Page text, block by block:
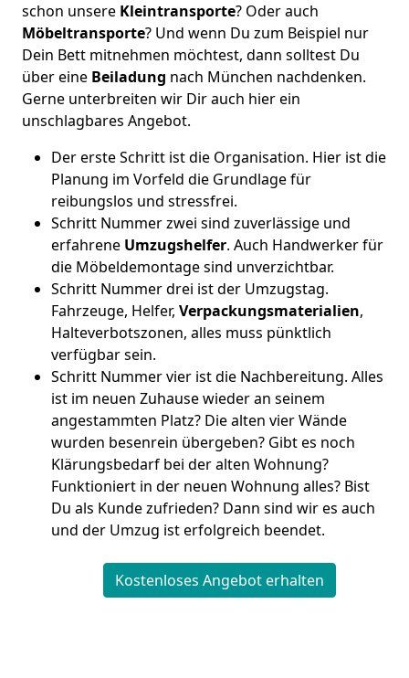
schon unsere Kleintransporte? Oder auch
Möbeltransporte? Und wenn Du zum Beispiel nur
Dein Bett mitnehmen möchtest, dann solltest Du
über eine Beiladung nach München nachdenken.
Gerne unterbreiten wir Dir auch hier ein
unschlagbares Angebot.
Der erste Schritt ist die Organisation. Hier ist die
Planung im Vorfeld die Grundlage für
reibungslos und stressfrei.
Schritt Nummer zwei sind zuverlässige und
erfahrene Umzugshelfer. Auch Handwerker für
die Möbeldemontage sind unverzichtbar.
Schritt Nummer drei ist der Umzugstag.
Fahrzeuge, Helfer, Verpackungsmaterialien,
Halteverbotszonen, alles muss pünktlich
verfügbar sein.
Schritt Nummer vier ist die Nachbereitung. Alles
ist im neuen Zuhause wieder an seinem
angestammten Platz? Die alten vier Wände
wurden besenrein übergeben? Gibt es noch
Klärungsbedarf bei der alten Wohnung?
Funktioniert in der neuen Wohnung alles? Bist
Du als Kunde zufrieden? Dann sind wir es auch
und der Umzug ist erfolgreich beendet.
Kostenloses Angebot erhalten